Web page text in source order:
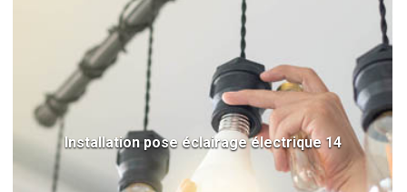
Installation pose éclairage électrique 14